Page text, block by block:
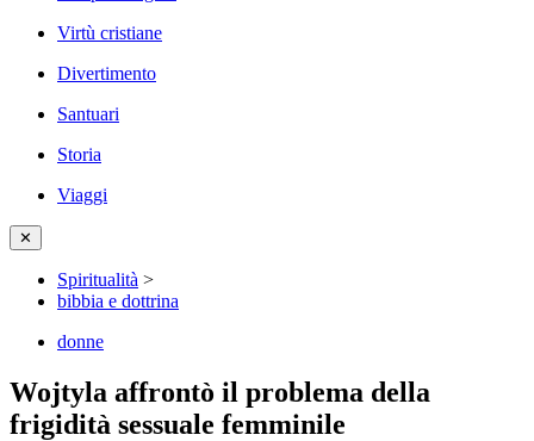
Virtù cristiane
Divertimento
Santuari
Storia
Viaggi
✕
Spiritualità >
bibbia e dottrina
donne
Wojtyla affrontò il problema della
frigidità sessuale femminile